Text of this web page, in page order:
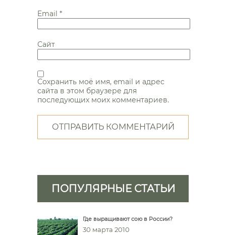
Email *
Сайт
Сохранить моё имя, email и адрес
сайта в этом браузере для
последующих моих комментариев.
ПОПУЛЯРНЫЕ СТАТЬИ
Где выращивают сою в России?
30 марта 2010